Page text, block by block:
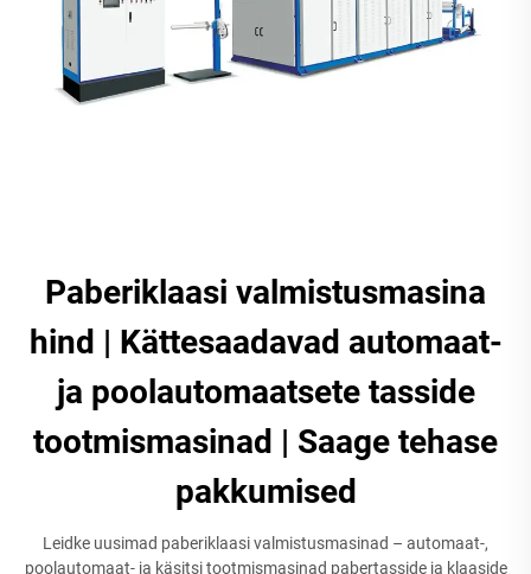
Paberiklaasi valmistusmasina
hind | Kättesaadavad automaat-
ja poolautomaatsete tasside
tootmismasinad | Saage tehase
pakkumised
Leidke uusimad paberiklaasi valmistusmasinad – automaat-,
poolautomaat- ja käsitsi tootmismasinad pabertasside ja klaaside